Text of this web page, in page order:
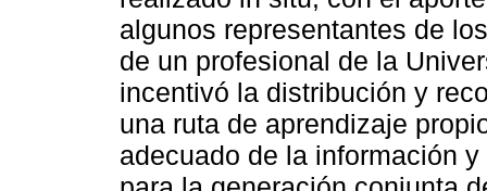
algunos representantes de
de un profesional de la
incentivó la distribución y
una ruta de aprendizaje
adecuado de la información